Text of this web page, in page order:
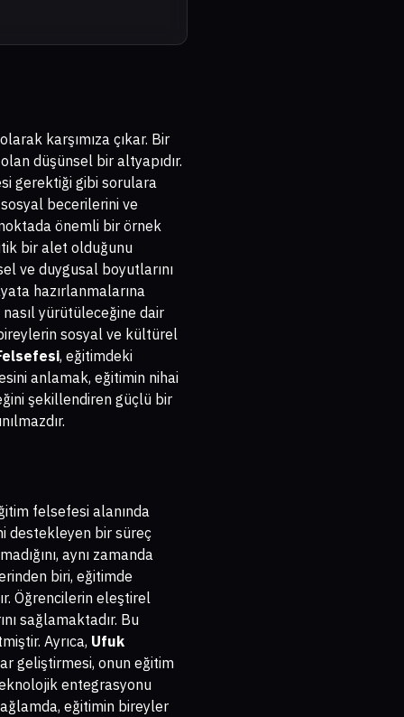
karşımıza çıkar. Bir
düşünsel bir altyapıdır.
gerektiği gibi sorulara
becerilerini ve
önemli bir örnek
bir alet olduğunu
ve duygusal boyutlarını
hazırlanmalarına
yürütüleceğine dair
sosyal ve kültürel
, eğitimdeki
anlamak, eğitimin nihai
şekillendiren güçlü bir
felsefesi alanında
destekleyen bir süreç
aynı zamanda
biri, eğitimde
Öğrencilerin eleştirel
sağlamaktadır. Bu
Ayrıca, Ufuk
geliştirmesi, onun eğitim
entegrasyonu
eğitimin bireyler